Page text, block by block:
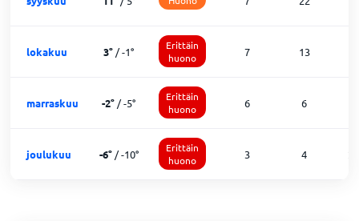
lokakuu 3° /-1°
Erittäin
huono
7 13
marraskuu -2° /-5°
Erittäin
huono
6 6
joulukuu -6°/-10°
Erittäin
huono
3 4